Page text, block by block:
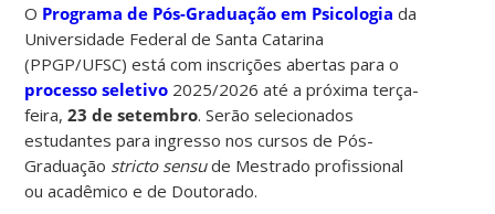
O Programa de Pós-Graduação em Psicologia da
Universidade Federal de Santa Catarina
(PPGP/UFSC) está com inscrições abertas para o
processo seletivo 2025/2026 até a próxima terça-
feira,23 de setembro. Serão selecionados
estudantes para ingresso nos cursos de Pós-
Graduação stricto sensude Mestrado profissional
ou acadêmico e de Doutorado.